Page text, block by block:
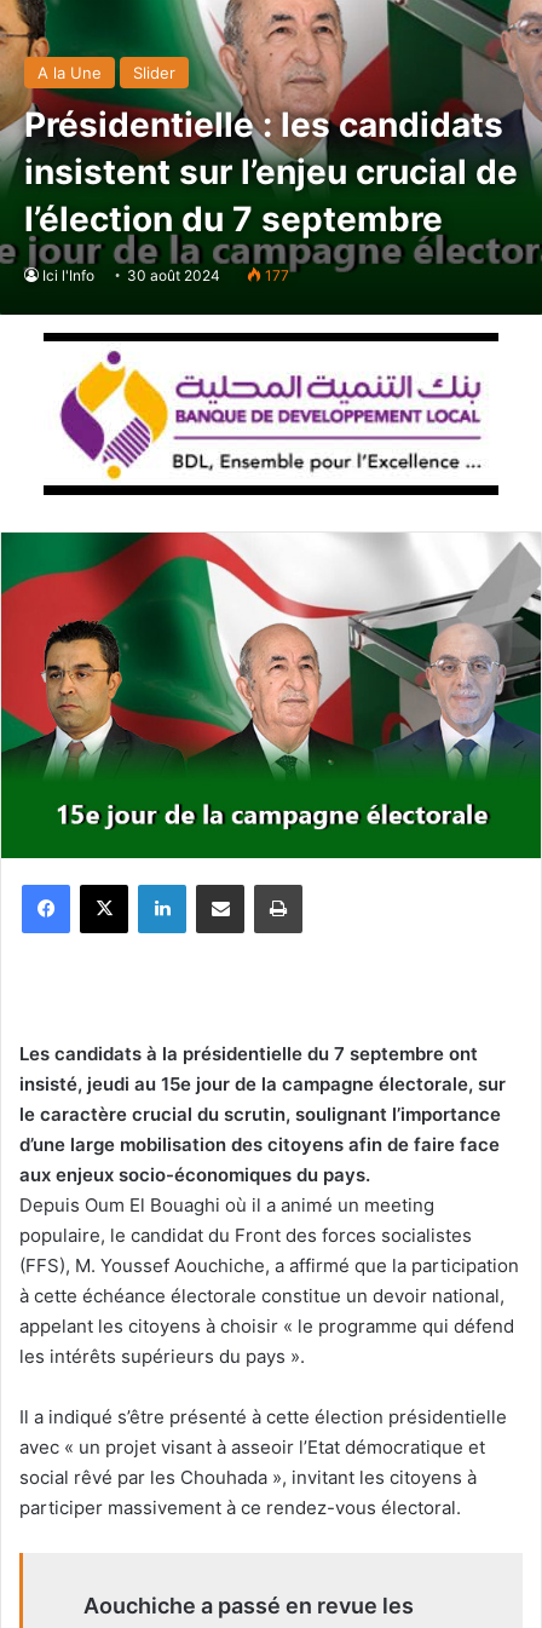
A la Une Slider
Présidentielle : les candidats
insistent sur l’enjeu crucial de
l’élection du 7 septembre
Ici l'Info 30 août 2024 177
Les candidats à la présidentielle du 7 septembre ont
insisté, jeudi au 15e jour de la campagne électorale, sur
le caractère crucial du scrutin, soulignant l’importance
d’une large mobilisation des citoyens afin de faire face
aux enjeux socio-économiques du pays.
Depuis Oum El Bouaghi où il a animé un meeting
populaire, le candidat du Front des forces socialistes
(FFS), M. Youssef Aouchiche, a affirmé que la participation
à cette échéance électorale constitue un devoir national,
appelant les citoyens à choisir « le programme qui défend
les intérêts supérieurs du pays ».
Il a indiqué s’être présenté à cette élection présidentielle
avec « un projet visant à asseoir l’Etat démocratique et
social rêvé par les Chouhada », invitant les citoyens à
participer massivement à ce rendez-vous électoral.
Aouchiche a passé en revue les